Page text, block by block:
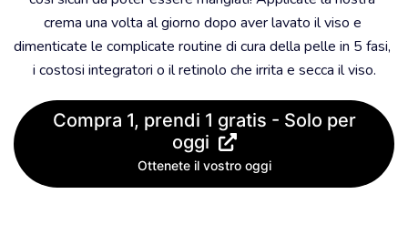
crema una volta al giorno dopo aver lavato il viso e
dimenticate le complicate routine di cura della pelle in 5 fasi,
i costosi integratori o il retinolo che irrita e secca il viso.
Compra 1, prendi 1 gratis - Solo per
oggi
Ottenete il vostro oggi